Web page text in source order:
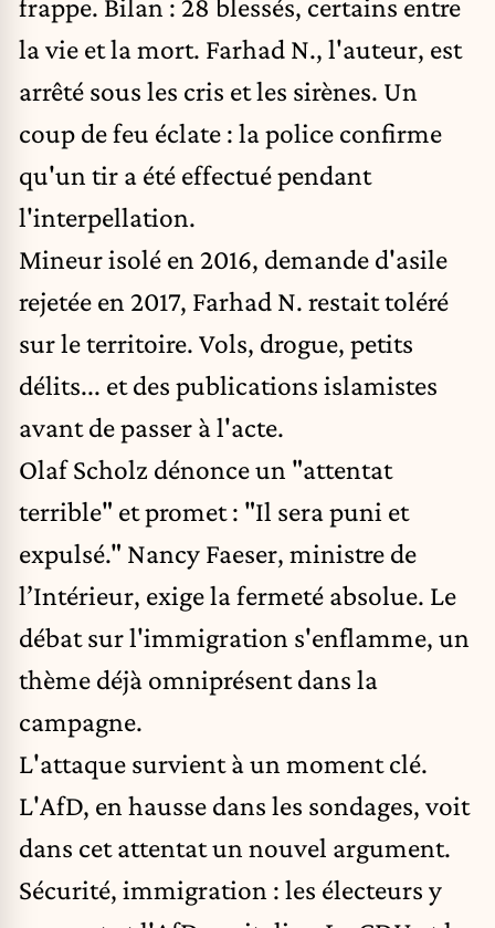
frappe. Bilan : 28 blessés, certains entre
la vie et la mort. Farhad N., l'auteur, est
arrêté sous les cris et les sirènes. Un
coup de feu éclate : la police confirme
qu'un tir a été effectué pendant
l'interpellation.
Mineur isolé en 2016, demande d'asile
rejetée en 2017, Farhad N. restait toléré
sur le territoire. Vols, drogue, petits
délits... et des publications islamistes
avant de passer à l'acte.
Olaf Scholz dénonce un "attentat
terrible" et promet : "Il sera puni et
expulsé." Nancy Faeser, ministre de
l’Intérieur, exige la fermeté absolue. Le
débat sur l'immigration s'enflamme, un
thème déjà omniprésent dans la
campagne.
L'attaque survient à un moment clé.
L'AfD, en hausse dans les sondages, voit
dans cet attentat un nouvel argument.
Sécurité, immigration : les électeurs y